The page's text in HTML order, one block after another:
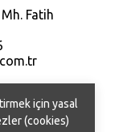
için yasal
(cookies)
Fatih